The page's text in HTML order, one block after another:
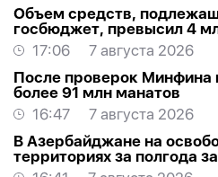
Объем средств,
госбюджет, превысил 4
17:06
7 августа 2026
После проверок
более 91 млн манатов
16:47
7 августа 2026
В Азербайджане на
территориях за полгода
проектов